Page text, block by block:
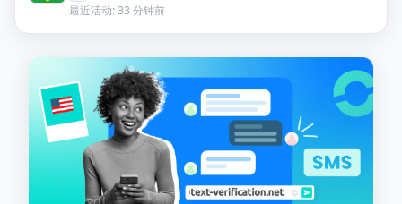
最近活动: 33 分钟前